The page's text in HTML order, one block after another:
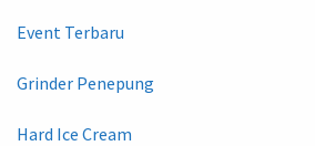
Event Terbaru
Grinder Penepung
Hard Ice Cream